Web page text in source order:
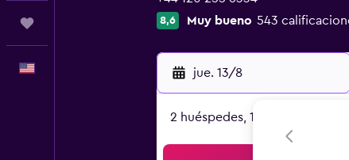
8,6 Muy bueno 543
jue. 13/8
2 huéspedes, 1 habitación